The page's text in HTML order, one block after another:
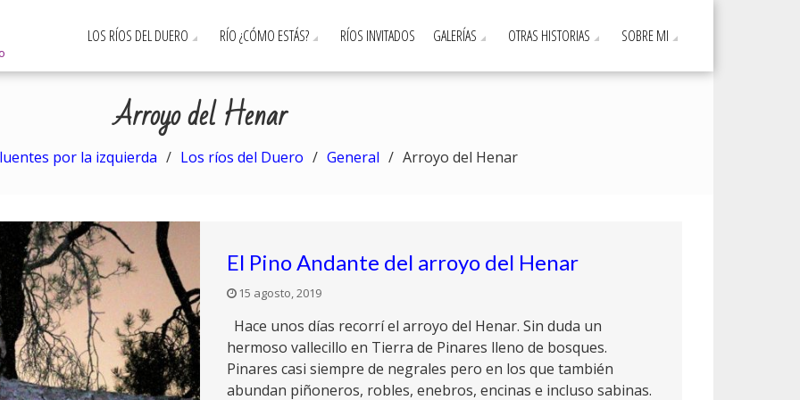
LOS RÍOS DEL DUERO RÍO ¿CÓMO ESTÁS? RÍOS INVITADOS GALERÍAS OTRAS HISTORIAS SOBRE MI
Arroyo del Henar
por la izquierda Los ríos del Duero General Arroyo del Henar
El Pino Andante del arroyo del Henar
15 agosto, 2019
Hace unos días recorrí el arroyo del Henar. Sin duda un
hermoso vallecillo en Tierra de Pinares lleno de bosques.
Pinares casi siempre de negrales pero en los que también
abundan piñoneros, robles, enebros, encinas e incluso sabinas.